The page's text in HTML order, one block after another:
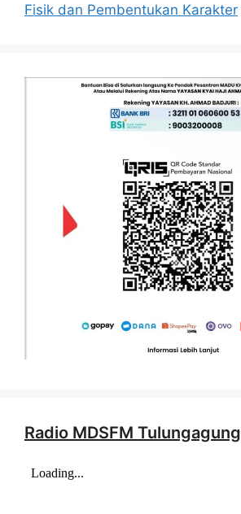
Fisik dan Pembentukan Karakter
Radio MDSFM Tulungagung